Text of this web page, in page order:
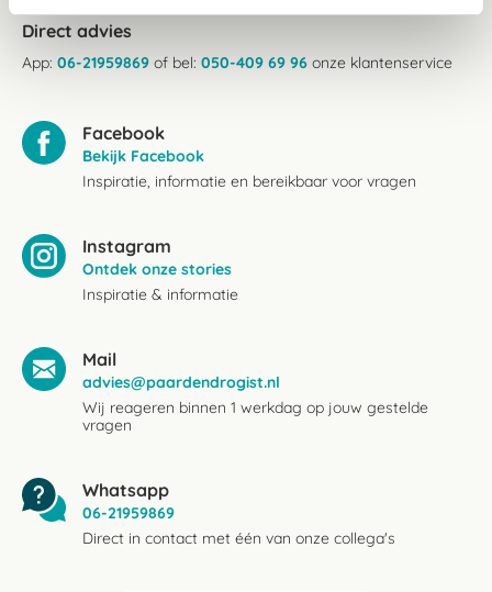
Direct advies
App: 06-21959869 of bel: 050-409 69 96 onze klantenservice
Facebook
Bekijk Facebook
Inspiratie, informatie en bereikbaar voor vragen
Instagram
Ontdek onze stories
Inspiratie & informatie
Mail
advies@paardendrogist.nl
Wij reageren binnen 1 werkdag op jouw gestelde
vragen
Whatsapp
06-21959869
Direct in contact met één van onze collega's